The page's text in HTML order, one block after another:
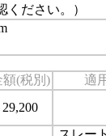
ださい。）
額(税別)
適
29,200